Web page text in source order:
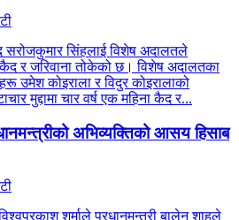
सरोजकुमार सिंहलाई विशेष अदालतले
कैद र जरिवाना तोकेको छ। विशेष अदालतका
उमेश कोइराला र विदुर कोइरालाको
मुद्दामा चार वर्ष एक महिना कैद र...
अभिव्यक्तिको आसय हिसाब
शर्माले प्रधानमन्त्री बालेन शाहले